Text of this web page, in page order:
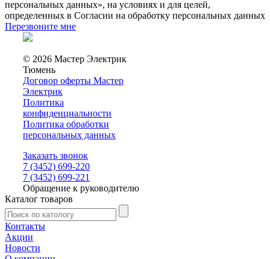
персональных данных», на условиях и для целей,
определенных в Согласии на обработку персональных данных
Перезвоните мне
© 2026 Мастер Электрик
Тюмень
Договор оферты Мастер
Электрик
Политика
конфиденциальности
Политика обработки
персональных данных
Заказать звонок
7 (3452) 699-220
7 (3452) 699-221
Обращение к руководителю
Каталог товаров
Контакты
Акции
Новости